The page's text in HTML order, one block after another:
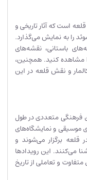
است که آثار تاریخی و
را به نمایش می‌گذارد.
باستانی، نقشه‌های
مشاهده کنید. همچنین،
و نقش قلعه در این
فرهنگی متعددی در طول
موسیقی و نمایشگاه‌های
قلعه برگزار می‌شوند و
می‌کنند. این رویدادها
و تعاملی از تاریخ